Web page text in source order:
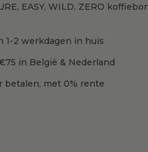
EASY, WILD, ZERO
1-2 werkdagen in huis
in België & Nederland
betalen, met 0% rente